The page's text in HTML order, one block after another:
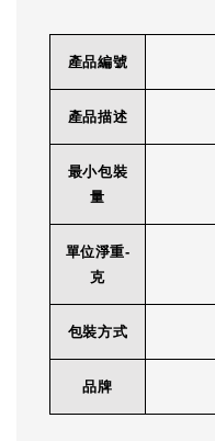
產品編號
產品描述
最小包裝
量
單位淨重-
克
包裝方式
品牌